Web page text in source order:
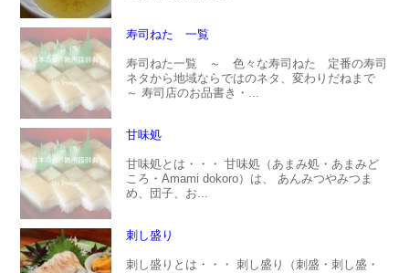
寿司ねた 一覧
寿司ねた一覧 ～ 色々な寿司ねた 定番の寿司
ネタから地域ならではのネタ、変わりだねまで
～ 寿司店のお品書き・...
甘味処
甘味処とは・・・ 甘味処（あまみ処・あまみど
ころ・Amami dokoro）は、 あんみつやみつま
め、団子、お...
刺し盛り
刺し盛りとは・・・ 刺し盛り（刺盛・刺し盛・